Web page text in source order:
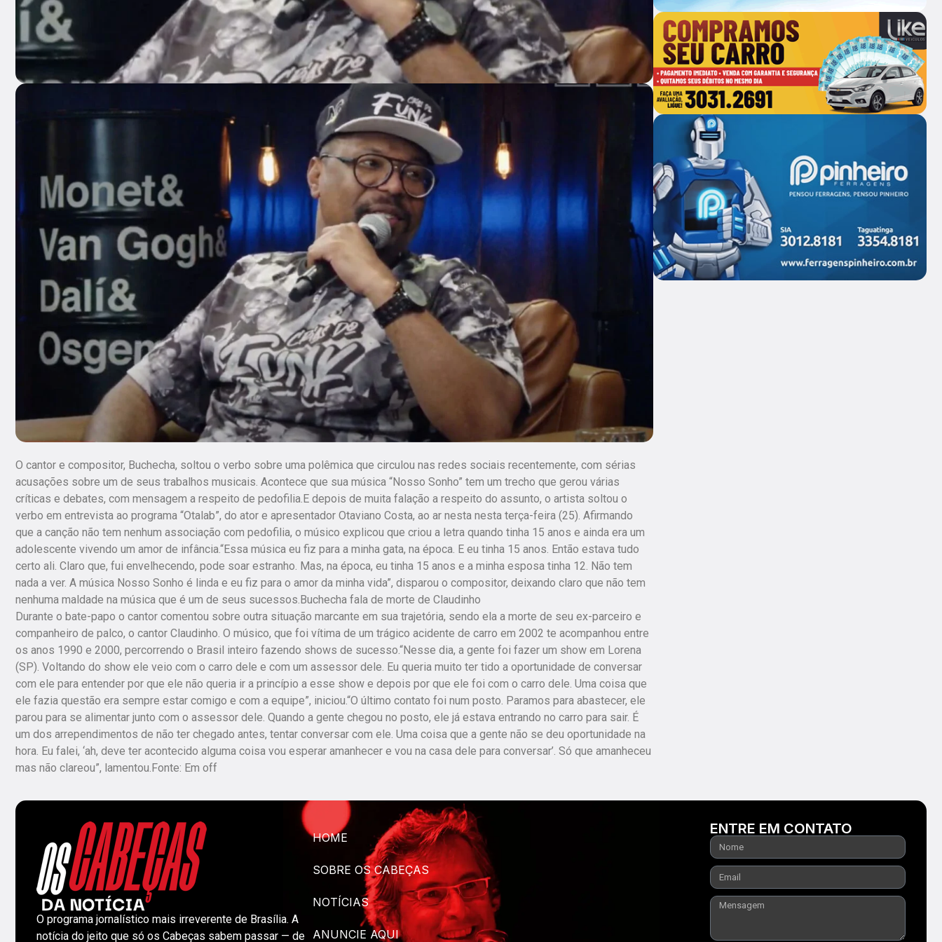
O cantor e compositor, Buchecha, soltou o verbo sobre uma polêmica que circulou nas redes sociais recentemente, com sérias
acusações sobre um de seus trabalhos musicais. Acontece que sua música “Nosso Sonho” tem um trecho que gerou várias
críticas e debates, com mensagem a respeito de pedofilia.E depois de muita falação a respeito do assunto, o artista soltou o
verbo em entrevista ao programa “Otalab”, do ator e apresentador Otaviano Costa, ao ar nesta nesta terça-feira (25). Afirmando
que a canção não tem nenhum associação com pedofilia, o músico explicou que criou a letra quando tinha 15 anos e ainda era um
adolescente vivendo um amor de infância.“Essa música eu fiz para a minha gata, na época. E eu tinha 15 anos. Então estava tudo
certo ali. Claro que, fui envelhecendo, pode soar estranho. Mas, na época, eu tinha 15 anos e a minha esposa tinha 12. Não tem
nada a ver. A música Nosso Sonho é linda e eu fiz para o amor da minha vida”, disparou o compositor, deixando claro que não tem
nenhuma maldade na música que é um de seus sucessos.Buchecha fala de morte de Claudinho
Durante o bate-papo o cantor comentou sobre outra situação marcante em sua trajetória, sendo ela a morte de seu ex-parceiro e
companheiro de palco, o cantor Claudinho. O músico, que foi vítima de um trágico acidente de carro em 2002 te acompanhou entre
os anos 1990 e 2000, percorrendo o Brasil inteiro fazendo shows de sucesso.“Nesse dia, a gente foi fazer um show em Lorena
(SP). Voltando do show ele veio com o carro dele e com um assessor dele. Eu queria muito ter tido a oportunidade de conversar
com ele para entender por que ele não queria ir a princípio a esse show e depois por que ele foi com o carro dele. Uma coisa que
ele fazia questão era sempre estar comigo e com a equipe”, iniciou.“O último contato foi num posto. Paramos para abastecer, ele
parou para se alimentar junto com o assessor dele. Quando a gente chegou no posto, ele já estava entrando no carro para sair. É
um dos arrependimentos de não ter chegado antes, tentar conversar com ele. Uma coisa que a gente não se deu oportunidade na
hora. Eu falei, ‘ah, deve ter acontecido alguma coisa vou esperar amanhecer e vou na casa dele para conversar’. Só que amanheceu
mas não clareou”, lamentou.Fonte: Em off
O programa jornalístico mais irreverente de Brasília. A
notícia do jeito que só os Cabeças sabem passar — de
HOME
SOBRE OS CABEÇAS
NOTÍCIAS
ANUNCIE AQUI
ENTRE EM CONTATO